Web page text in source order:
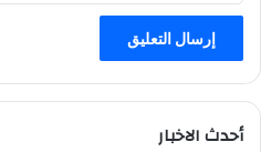
أحدث الاخبار